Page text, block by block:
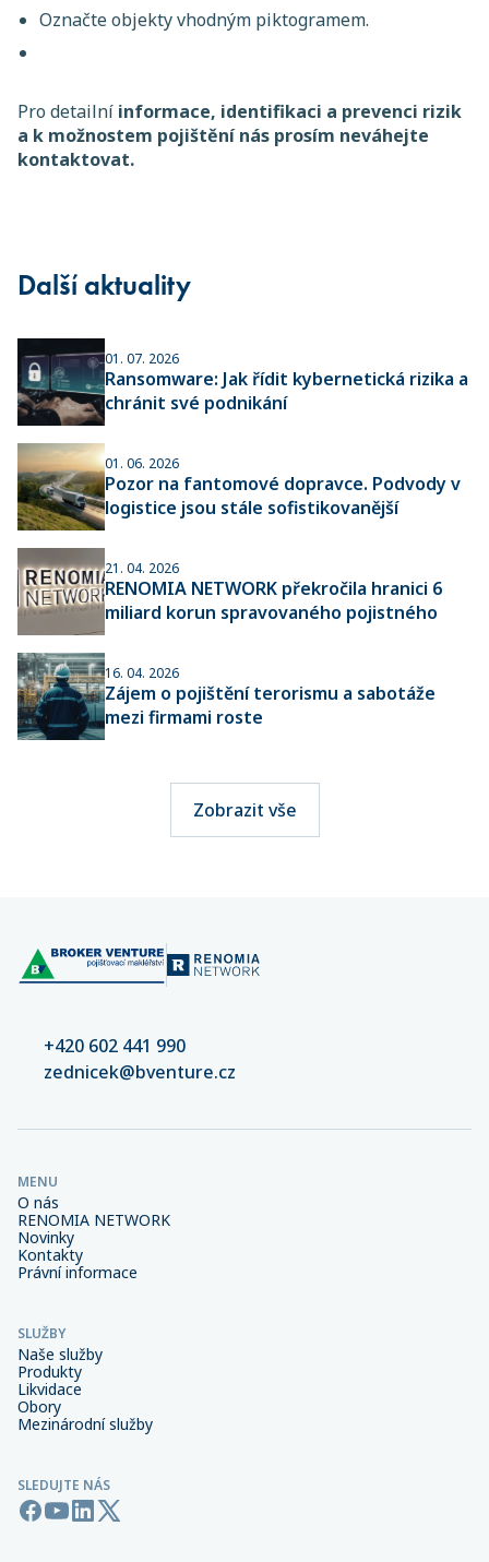
Označte objekty vhodným piktogramem.
Pro detailní informace, identifikaci a prevenci rizik
a k možnostem pojištění nás prosím neváhejte
kontaktovat.
Další aktuality
01. 07. 2026
Ransomware: Jak řídit kybernetická rizika a
chránit své podnikání
01. 06. 2026
Pozor na fantomové dopravce. Podvody v
logistice jsou stále sofistikovanější
21. 04. 2026
RENOMIA NETWORK překročila hranici 6
miliard korun spravovaného pojistného
16. 04. 2026
Zájem o pojištění terorismu a sabotáže
mezi firmami roste
Zobrazit vše
+420 602 441 990
zednicek@bventure.cz
MENU
O nás
RENOMIA NETWORK
Novinky
Kontakty
Právní informace
SLUŽBY
Naše služby
Produkty
Likvidace
Obory
Mezinárodní služby
SLEDUJTE NÁS